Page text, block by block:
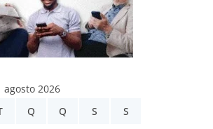
agosto 2026
Q Q S S